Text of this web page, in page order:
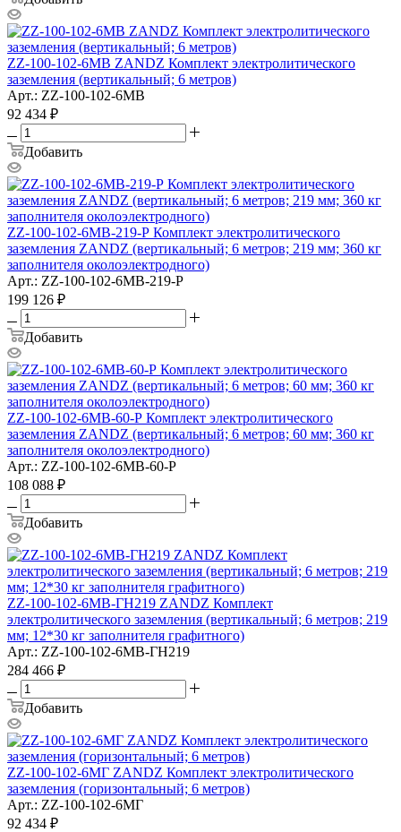
ZZ-100-102-6МВ ZANDZ Комплект электролитического
заземления (вертикальный; 6 метров)
Арт.: ZZ-100-102-6МВ
92 434 ₽
Добавить
ZZ-100-102-6МВ-219-Р Комплект электролитического
заземления ZANDZ (вертикальный; 6 метров; 219 мм; 360 кг
заполнителя околоэлектродного)
Арт.: ZZ-100-102-6МВ-219-Р
199 126 ₽
Добавить
ZZ-100-102-6МВ-60-Р Комплект электролитического
заземления ZANDZ (вертикальный; 6 метров; 60 мм; 360 кг
заполнителя околоэлектродного)
Арт.: ZZ-100-102-6МВ-60-Р
108 088 ₽
Добавить
ZZ-100-102-6МВ-ГН219 ZANDZ Комплект
электролитического заземления (вертикальный; 6 метров; 219
мм; 12*30 кг заполнителя графитного)
Арт.: ZZ-100-102-6МВ-ГН219
284 466 ₽
Добавить
ZZ-100-102-6МГ ZANDZ Комплект электролитического
заземления (горизонтальный; 6 метров)
Арт.: ZZ-100-102-6МГ
92 434 ₽